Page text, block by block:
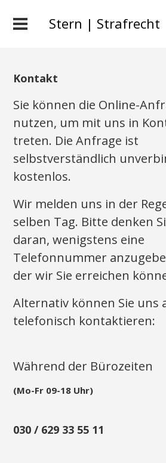
Stern | Strafrecht
Kontakt
Sie können die Online-
nutzen, um mit uns in
treten. Die Anfrage ist
selbstverständlich
kostenlos.
Wir melden uns in der
selben Tag. Bitte denken
daran, wenigstens eine
Telefonnummer
der wir Sie erreichen
Alternativ können Sie uns
telefonisch kontaktieren:
Während der Bürozeiten
(Mo-Fr 09-18 Uhr)
030 / 629 33 55 11